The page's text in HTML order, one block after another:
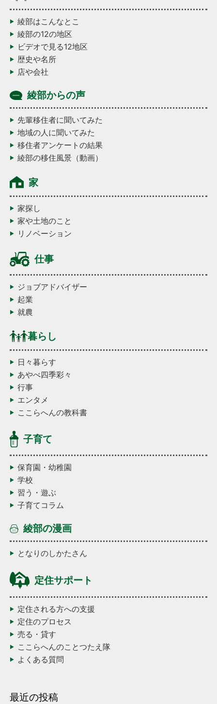
綾部はこんなとこ
綾部の12の地区
ビデオで見る12地区
歴史や名所
店や会社
綾部からの声
先輩移住者に聞いてみた
地域の人に聞いてみた
移住者アンケートの結果
綾部の移住風景（動画）
家
家探し
家や土地のこと
リノベーション
仕事
ジョブアドバイザー
起業
就農
暮らし
日々暮らす
あやべ四季彩々
行事
エンタメ
ここらへんの教科書
子育て
保育園・幼稚園
学校
習う・遊ぶ
子育てコラム
綾部の漫画
となりのしかたさん
定住サポート
定住される方への支援
定住のプロセス
売る・貸す
ここらへんのことつたえ隊
よくある質問
最近の投稿